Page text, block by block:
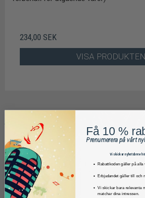
234,00 SEK
VISA PRODUKTEN
Få 10 %
Prenumerera på vårt
Vi skickar nyhetsbrev
Rabattkoden gäller på
Erbjudandet gäller till och
Vi skickar bara relevanta
matchar dina intressen.